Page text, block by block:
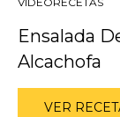
Ensalada
Alcachofa
VER